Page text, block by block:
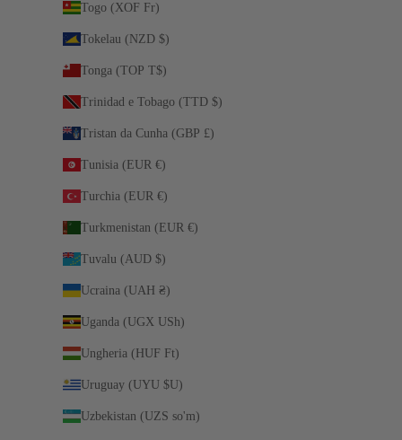
Togo (XOF Fr)
Tokelau (NZD $)
Tonga (TOP T$)
Trinidad e Tobago (TTD $)
Tristan da Cunha (GBP £)
Tunisia (EUR €)
Turchia (EUR €)
Turkmenistan (EUR €)
Tuvalu (AUD $)
Ucraina (UAH ₴)
Uganda (UGX USh)
Ungheria (HUF Ft)
Uruguay (UYU $U)
Uzbekistan (UZS so'm)